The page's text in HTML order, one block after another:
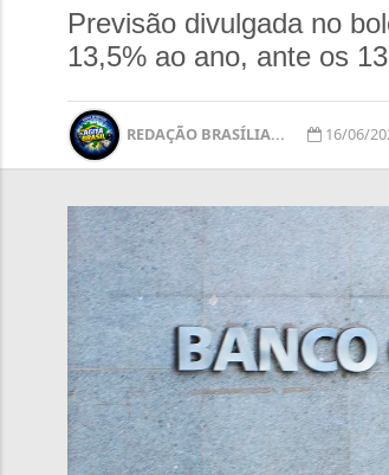
Previsão divulgada no
13,5% ao ano, ante os
REDAÇÃO BRASÍLIA... 16/06/